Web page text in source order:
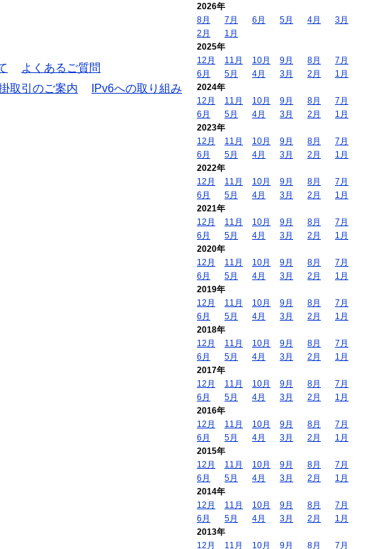
よくあるご質問
取引のご案内
IPv6への取り組み
2026年
8月
7月 6月 5月 4月
3月
2月
1月
2025年
12月
11月 10月 9月 8月
7月
6月
5月 4月 3月 2月
1月
2024年
12月
11月 10月 9月 8月
7月
6月
5月 4月 3月 2月
1月
2023年
12月
11月 10月 9月 8月
7月
6月
5月 4月 3月 2月
1月
2022年
12月
11月 10月 9月 8月
7月
6月
5月 4月 3月 2月
1月
2021年
12月
11月 10月 9月 8月
7月
6月
5月 4月 3月 2月
1月
2020年
12月
11月 10月 9月 8月
7月
6月
5月 4月 3月 2月
1月
2019年
12月
11月 10月 9月 8月
7月
6月
5月 4月 3月 2月
1月
2018年
12月
11月 10月 9月 8月
7月
6月
5月 4月 3月 2月
1月
2017年
12月
11月 10月 9月 8月
7月
6月
5月 4月 3月 2月
1月
2016年
12月
11月 10月 9月 8月
7月
6月
5月 4月 3月 2月
1月
2015年
12月
11月 10月 9月 8月
7月
6月
5月 4月 3月 2月
1月
2014年
12月
11月 10月 9月 8月
7月
6月
5月 4月 3月 2月
1月
2013年
12月
11月 10月 9月 8月 7月